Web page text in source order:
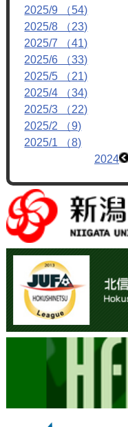
2025/9 （54)
2025/8 （23)
2025/7 （41)
2025/6 （33)
2025/5 （21)
2025/4 （34)
2025/3 （22)
2025/2 （9)
2025/1 （8)
2024